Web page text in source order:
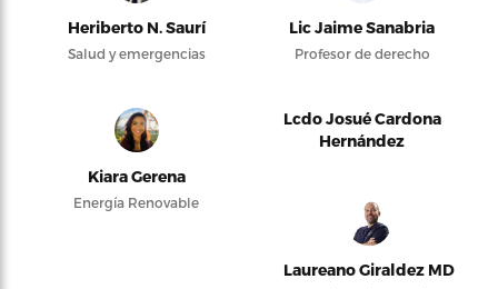
Heriberto N. Saurí
Salud y emergencias
Lic Jaime Sanabria
Profesor de derecho
Kiara Gerena
Energía Renovable
Lcdo Josué Cardona
Hernández
Laureano Giraldez MD